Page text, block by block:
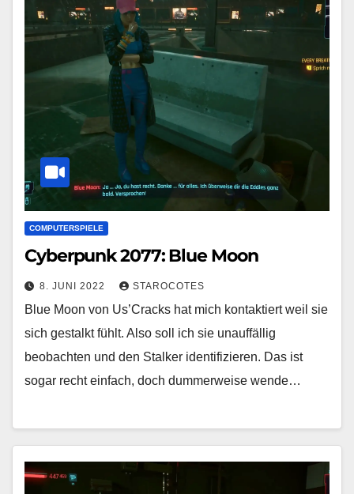
COMPUTERSPIELE
Cyberpunk 2077: Blue Moon
8. JUNI 2022 STAROCOTES
Blue Moon von Us’Cracks hat mich kontaktiert weil sie
sich gestalkt fühlt. Also soll ich sie unauffällig
beobachten und den Stalker identifizieren. Das ist
sogar recht einfach, doch dummerweise wende…